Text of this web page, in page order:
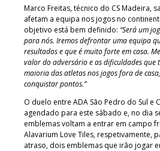
Marco Freitas, técnico do CS Madeira,
afetam a equipa nos jogos no
objetivo está bem definido: “Será um
para nós. Iremos defrontar uma equipa
resultados e que é muito forte em casa.
valor do adversário e as dificuldades que
maioria das atletas nos jogos fora de
conquistar pontos.”
O duelo entre ADA São Pedro do Sul e
agendado para este sábado e, no dia
emblemas voltam a entrar em campo
Alavarium Love Tiles, respetivamente,
atraso, dois emblemas que irão jogar